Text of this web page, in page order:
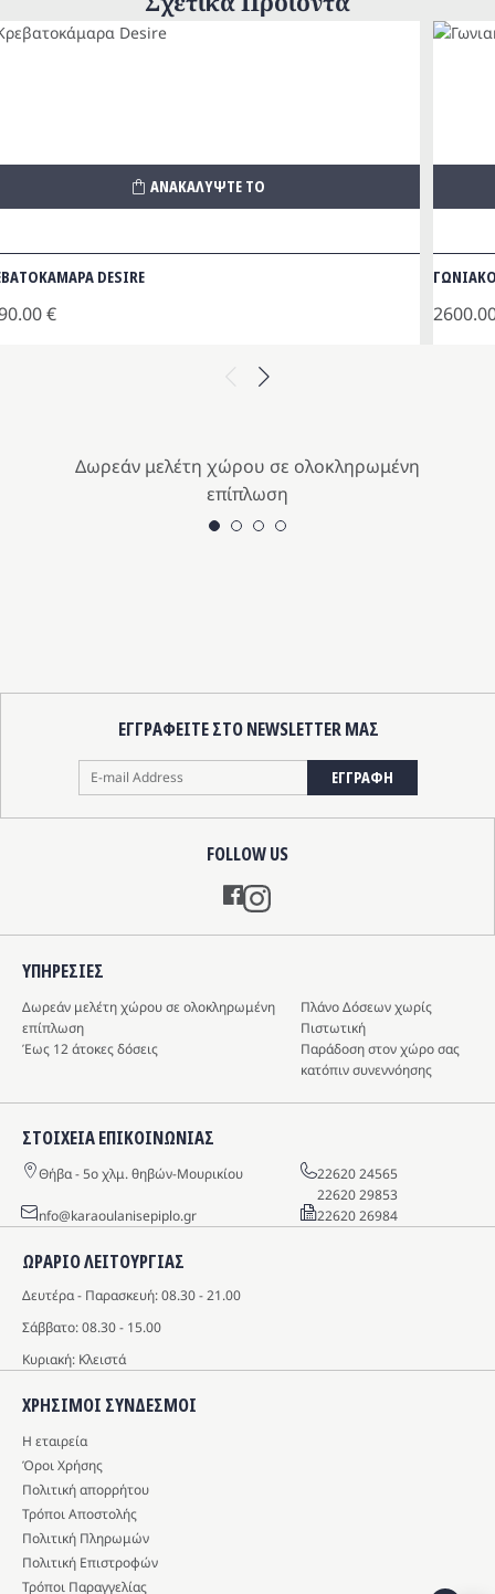
Previous
DESIRE
€
ΑΝΑΚΑΛΥΨΤΕ ΤΟ
Next
Δωρεάν μελέτη χώρου σε ολοκληρωμένη
επίπλωση
FOLLOW US
Instagram
ΕΓΓΡΑΦΕΙΤΕ ΣΤΟ NEWSLETTER ΜΑΣ
ΕΓΓΡΑΦΗ
ΩΡΑΡΙΟ ΛΕΙΤΟΥΡΓΙΑΣ
Δευτέρα - Παρασκευή: 08.30 - 21.00
Σάββατο: 08.30 - 15.00
Κυριακή: Κλειστά
ΧΡΗΣΙΜΟΙ ΣΥΝΔΕΣΜΟΙ
Η εταιρεία
Όροι Χρήσης
Πολιτική απορρήτου
Τρόποι Αποστολής
Πολιτική Πληρωμών
Πολιτική Επιστροφών
Τρόποι Παραγγελίας
ΥΠΗΡΕΣIΕΣ
Δωρεάν μελέτη χώρου σε ολοκληρωμένη
επίπλωση
Πλάνο Δόσεων χωρίς
Πιστωτική
Έως 12 άτοκες δόσεις
Παράδοση στον χώρο σας
κατόπιν συνεννόησης
ΣΤΟΙΧΕΙΑ ΕΠΙΚΟΙΝΩΝΙΑΣ
Θήβα - 5o χλμ. θηβών-Μουρικίου
22620 24565
22620 29853
info@karaoulanisepiplo.gr
22620 26984